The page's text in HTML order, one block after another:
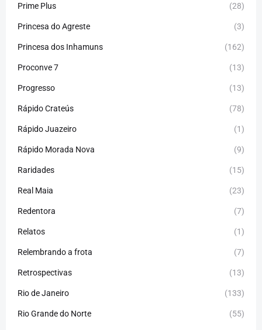
Prime Plus (28)
Princesa do Agreste (3)
Princesa dos Inhamuns (162)
Proconve 7 (13)
Progresso (13)
Rápido Crateús (78)
Rápido Juazeiro (1)
Rápido Morada Nova (9)
Raridades (15)
Real Maia (23)
Redentora (7)
Relatos (1)
Relembrando a frota (7)
Retrospectivas (13)
Rio de Janeiro (133)
Rio Grande do Norte (55)